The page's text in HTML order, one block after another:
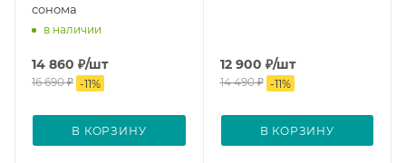
сонома
в наличии
14 860 ₽/шт
16 690₽ -11%
В КОРЗИНУ
12 900 ₽/шт
14 490₽ -11%
В КОРЗИНУ